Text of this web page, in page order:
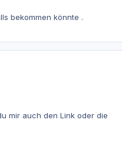
bekommen könnte .
mir auch den Link oder die